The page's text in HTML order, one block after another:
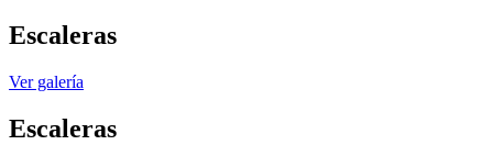
Escaleras
Ver galería
Escaleras